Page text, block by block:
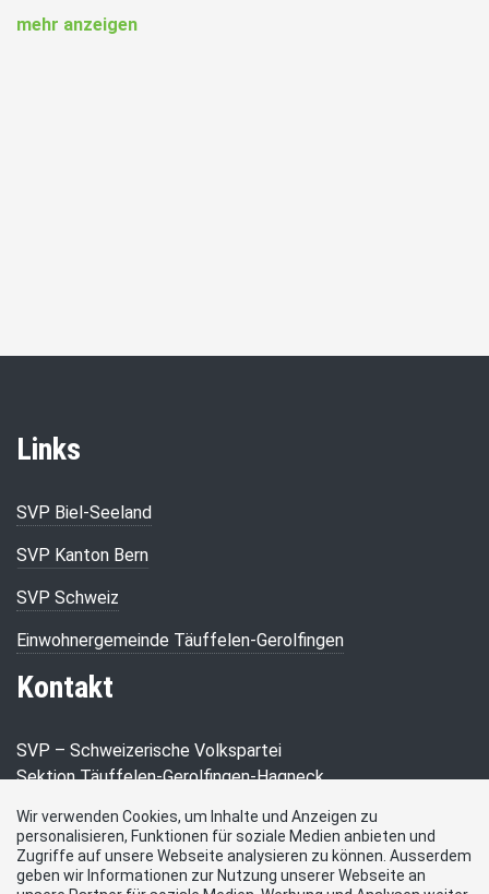
mehr anzeigen
Links
SVP Biel-Seeland
SVP Kanton Bern
SVP Schweiz
Einwohnergemeinde Täuffelen-Gerolfingen
Kontakt
SVP – Schweizerische Volkspartei
Sektion Täuffelen-Gerolfingen-Hagneck
Beat Zahnd
Strandweg 25
2575 Gerolfingen
Wir verwenden Cookies, um Inhalte und Anzeigen zu
personalisieren, Funktionen für soziale Medien anbieten und
Zugriffe auf unsere Webseite analysieren zu können. Ausserdem
geben wir Informationen zur Nutzung unserer Webseite an